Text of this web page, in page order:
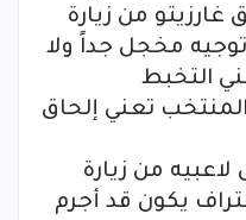
من زيارة
مخجل جداً ولا
التخبط
المنتخب تعني إلحاق
من زيارة
يكون قد أجرم